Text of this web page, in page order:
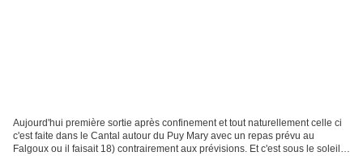
Aujourd'hui première sortie après confinement et tout naturellement celle ci
c'est faite dans le Cantal autour du Puy Mary avec un repas prévu au
Falgoux ou il faisait 18) contrairement aux prévisions. Et c'est sous le soleil